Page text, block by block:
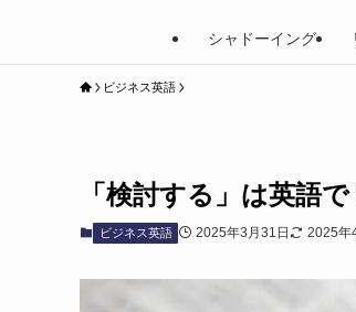
シャドーイング
ビジネス英語
「検討する」は英語
ビジネス英語 2025年3月31日 2025年